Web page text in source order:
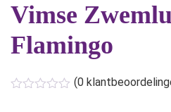
Onze merken
Hoe begin ik?
Vimse
Flamingo
(0